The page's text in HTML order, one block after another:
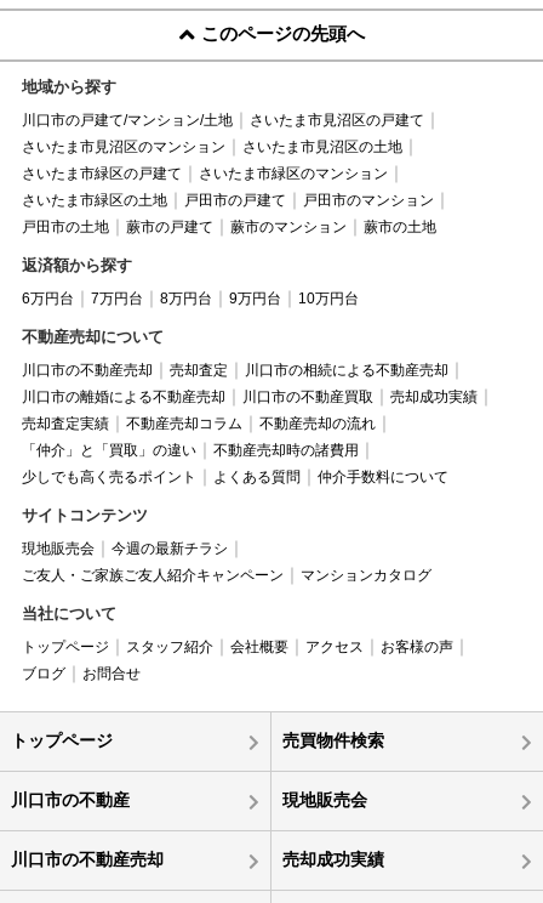
このページの先頭へ
地域から探す
川口市の戸建て/マンション/土地
さいたま市見沼区の戸建て
さいたま市見沼区のマンション
さいたま市見沼区の土地
さいたま市緑区の戸建て
さいたま市緑区のマンション
さいたま市緑区の土地
戸田市の戸建て
戸田市のマンション
戸田市の土地
蕨市の戸建て 蕨市のマンション 蕨市の土地
返済額から探す
6万円台 7万円台 8万円台 9万円台 10万円台
不動産売却について
川口市の不動産売却 売却査定
川口市の相続による不動産売却
川口市の離婚による不動産売却
川口市の不動産買取
売却成功実績
売却査定実績
不動産売却コラム
不動産売却の流れ
「仲介」と「買取」の違い
不動産売却時の諸費用
少しでも高く売るポイント
よくある質問 仲介手数料について
サイトコンテンツ
現地販売会
今週の最新チラシ
ご友人・ご家族ご友人紹介キャンペーン
マンションカタログ
当社について
トップページ スタッフ紹介 会社概要 アクセス
お客様の声
ブログ
お問合せ
トップページ 売買物件検索
川口市の不動産 現地販売会
川口市の不動産売却 売却成功実績